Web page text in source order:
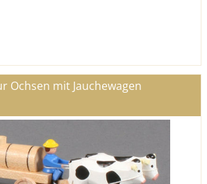
Ochsen mit Jauchewagen